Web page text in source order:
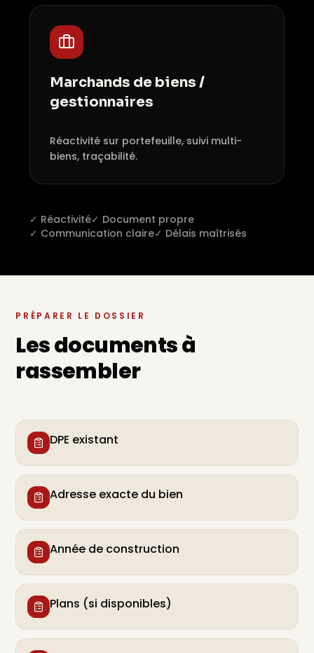
Marchands de biens /
gestionnaires
Réactivité sur portefeuille, suivi multi-
biens, traçabilité.
✓ Réactivité✓ Document propre
✓ Communication claire✓ Délais maîtrisés
PRÉPARER LE DOSSIER
Les documents à
rassembler
DPE existant
Adresse exacte du bien
Année de construction
Plans (si disponibles)